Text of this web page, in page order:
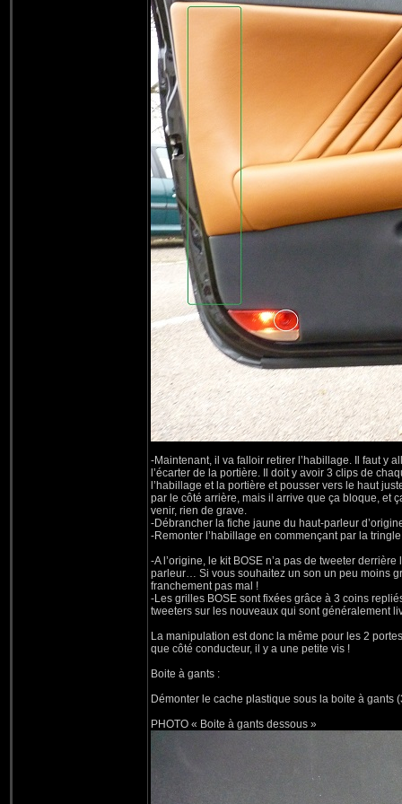
-Maintenant, il va falloir retirer l’habillage. Il faut y
l’écarter de la portière. Il doit y avoir 3 clips de
l’habillage et la portière et pousser vers le haut
par le côté arrière, mais il arrive que ça bloque, et
venir, rien de grave.
-Débrancher la fiche jaune du haut-parleur
-Remonter l’habillage en commençant par la
-A l’origine, le kit BOSE n’a pas de tweeter
parleur… Si vous souhaitez un son un peu moins
franchement pas mal !
-Les grilles BOSE sont fixées grâce à 3 coins
tweeters sur les nouveaux qui sont généralement
La manipulation est donc la même pour les 2
que côté conducteur, il y a une petite vis !
Boite à gants :
Démonter le cache plastique sous la boite à gants
PHOTO « Boite à gants dessous »